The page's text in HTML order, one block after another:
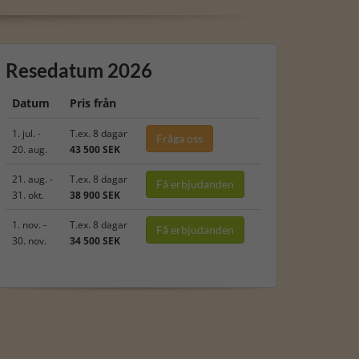
Resedatum 2026
Datum Pris från
1. jul. -
20. aug.
T.ex. 8 dagar
43 500 SEK
Fråga oss
21. aug. -
31. okt.
T.ex. 8 dagar
38 900 SEK
Få erbjudanden
1. nov. -
30. nov.
T.ex. 8 dagar
34 500 SEK
Få erbjudanden